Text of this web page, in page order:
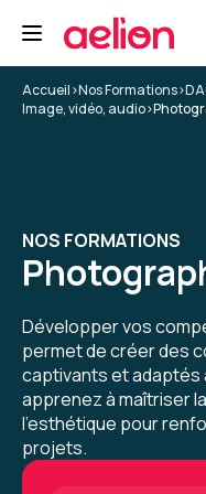
Accueil>Nos Formations>
Image, vidéo, audio>
NOS FORMATIONS
Développer vos
permet de créer des
captivants et adaptés
apprenez à maîtriser
l’esthétique pour
projets.
espérer.
Enseignement de
cadrage, tips,
Formation : Adobe
automatisation